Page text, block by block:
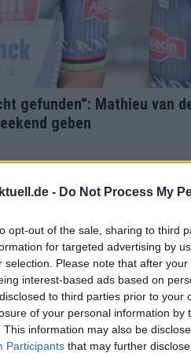
- Do Not Process My
opt-out of the sale, sharing to third
for targeted advertising by
selection. Please note that after
interest-based ads based on
to third parties prior to
of your personal information by
This information may also be
Participants that may further
gefunden“: Mathieu van
geben